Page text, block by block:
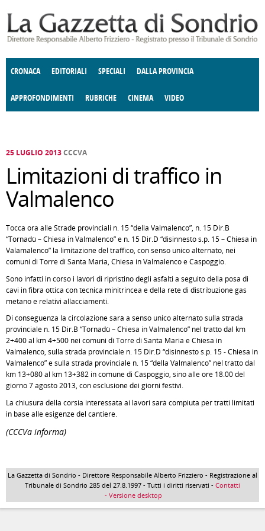
CRONACA EDITORIALI SPECIALI DALLA PROVINCIA
APPROFONDIMENTI
E SPETTACOLI POLITICA
RUBRICHE
DELLE IDEE FATTI DELLO SPIRITO
CINEMA VIDEO
25 LUGLIO 2013CCCVA
Limitazioni di traffico in
Valmalenco
Tocca ora alle Strade provinciali n. 15 “della Valmalenco”, n. 15 Dir.B
“Tornadù – Chiesa in Valmalenco” e n. 15 Dir.D “disinnesto s.p. 15 – Chiesa in
Valamalenco” la limitazione del traffico, con senso unico alternato, nei
comuni di Torre di Santa Maria, Chiesa in Valmalenco e Caspoggio.
Sono infatti in corso i lavori di ripristino degli asfalti a seguito della posa di
cavi in fibra ottica con tecnica minitrincea e della rete di distribuzione gas
metano e relativi allacciamenti.
Di conseguenza la circolazione sarà a senso unico alternato sulla strada
provinciale n. 15 Dir.B “Tornadù – Chiesa in Valmalenco” nel tratto dal km
2+400 al km 4+500 nei comuni di Torre di Santa Maria e Chiesa in
Valmalenco, sulla strada provinciale n. 15 Dir.D “disinnesto s.p. 15 - Chiesa in
Valmalenco” e sulla strada provinciale n. 15 “della Valmalenco” nel tratto dal
km 13+080 al km 13+382 in comune di Caspoggio, sino alle ore 18.00 del
giorno 7 agosto 2013, con esclusione dei giorni festivi.
La chiusura della corsia interessata ai lavori sarà compiuta per tratti limitati
in base alle esigenze del cantiere.
(CCCVa informa)
La Gazzetta di Sondrio - Direttore Responsabile Alberto Frizziero - Registrazione al
Tribunale di Sondrio 285 del 27.8.1997 - Tutti i diritti riservati - Contatti
- Versione desktop